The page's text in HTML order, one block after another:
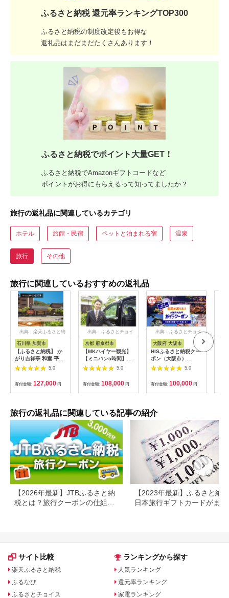
ふるさと納税 還元率ランキングTOP300
ふるさと納税の制度改定後もお得な
返礼品はまだまだたくさんあります！
ふるさと納税でポイント大量GET！
ふるさと納税でAmazonギフトコードなど
ポイントがお得にもらえるって知ってましたか？
旅行の返礼品に関連しているカテゴリ
ホテル 旅館・民宿 ペットと泊まれる宿 温泉
旅行 その他
旅行に関連しているおすすめの返礼品
出典：楽天ふるさと納
石川県 加賀市
【ふるさと納税】 か
がり吉祥亭 和室 平日
限定 ペア宿泊券 1泊2
食付 2名 ペア 食事付
温泉 宿泊券 旅行 トラ
ベル 宿泊 宿泊施設 宿
レジャー F6P-0991
5.0
寄付金額: 127,000 円
出典：ふるさとチョイ
京都 府京都市
【MKハイヤー観光】
【ミニバン5時間】ド
ライバーとめぐるとっ
ておきの京都観光（3
／21-6／20・10／1-
11／30）
5.0
寄付金額: 108,000 円
出典：ふるさとチョイ
大阪府 大阪市
HISふるさと納税クー
ポン（大阪市）
30,000円分_OS039-
5.0
寄付金額: 100,000 円
旅行の返礼品に関連している記事の紹介
【2026年最新】JTBふるさと納
税とは？旅行クーポンの仕組
【2023年最新】ふるさと納
日本旅行ギフトカードがまだ
サイト比較
楽天ふるさと納税
ふるなび
ふるさとチョイス
ランキングから探す
人気ランキング
還元率ランキング
家電ランキング